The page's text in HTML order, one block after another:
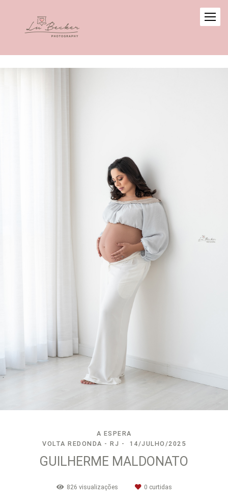
A ESPERA
VOLTA REDONDA - RJ
14/JULHO/2025
GUILHERME MALDONATO
826 visualizações 0 curtidas